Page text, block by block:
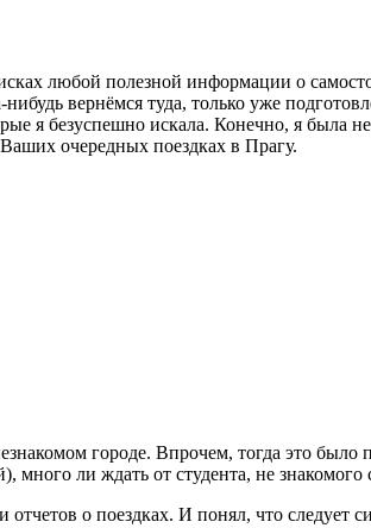
любой полезной информации о
вернёмся туда, только уже
я безуспешно искала. Конечно, я была не
очередных поездках в Прагу.
городе. Впрочем, тогда это
много ли ждать от студента, не
о поездках. И понял, что следует